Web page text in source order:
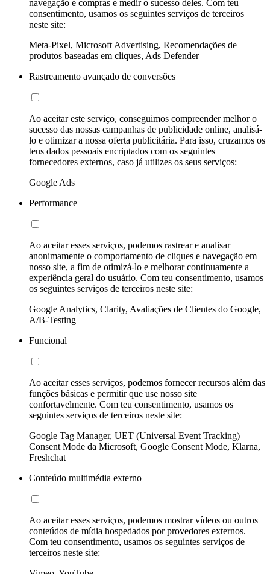
navegação e compras e medir o sucesso deles. Com teu
consentimento, usamos os seguintes serviços de terceiros
neste site:
Meta-Pixel, Microsoft Advertising, Recomendações de
produtos baseadas em cliques, Ads Defender
Rastreamento avançado de conversões
Ao aceitar este serviço, conseguimos compreender melhor o
sucesso das nossas campanhas de publicidade online, analisá-
lo e otimizar a nossa oferta publicitária. Para isso, cruzamos os
teus dados pessoais encriptados com os seguintes
fornecedores externos, caso já utilizes os seus serviços:
Google Ads
Performance
Ao aceitar esses serviços, podemos rastrear e analisar
anonimamente o comportamento de cliques e navegação em
nosso site, a fim de otimizá-lo e melhorar continuamente a
experiência geral do usuário. Com teu consentimento, usamos
os seguintes serviços de terceiros neste site:
Google Analytics, Clarity, Avaliações de Clientes do Google,
A/B-Testing
Funcional
Ao aceitar esses serviços, podemos fornecer recursos além das
funções básicas e permitir que use nosso site
confortavelmente. Com teu consentimento, usamos os
seguintes serviços de terceiros neste site:
Google Tag Manager, UET (Universal Event Tracking)
Consent Mode da Microsoft, Google Consent Mode, Klarna,
Freshchat
Conteúdo multimédia externo
Ao aceitar esses serviços, podemos mostrar vídeos ou outros
conteúdos de mídia hospedados por provedores externos.
Com teu consentimento, usamos os seguintes serviços de
terceiros neste site: